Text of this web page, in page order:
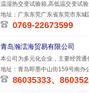
温湿热交变试验箱,高低温交变试
塑胶熔
地址：广东东莞广东省东莞市东
0769-22673599
青岛瀚澐海贸易有限公司
本公司为多元化企业，主要经营
了分支机
地址：青岛即墨中山街159号南办
86035333、